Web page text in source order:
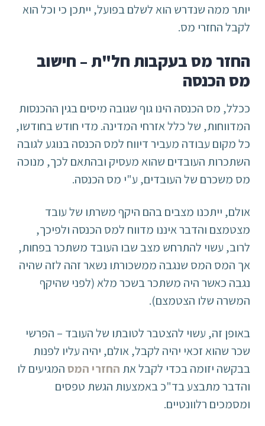
יותר ממה שנדרש הוא לשלם בפועל, ייתכן כי וכל הוא
לקבל החזרי מס.
החזר מס בעקבות חל"ת – חישוב
מס הכנסה
ככלל, מס הכנסה הינו גוף שגובה מיסים בגין ההכנסות
המדווחות, של כלל אזרחי המדינה. מדי חודש בחודשו,
כל מקום עבודה מעביר דיווח למס הכנסה בנוגע לגובה
השתכרות העובדים שהוא מעסיק ובהתאם לכך, מנוכה
מס משכרם של העובדים, ע"י מס הכנסה.
אולם, ייתכנו מצבים בהם היקף משרתו של עובד
מצטמצם והדבר איננו מדווח למס הכנסה ולפיכך,
לרוב, עשוי להתרחש מצב שבו העובד משתכר בפחות,
אך המס המס שנגבה ממשכורתו נשאר זהה לזה שהיה
נגבה כאשר היה משתכר בשכר מלא (לפני שהיקף
המשרה שלו הצטמצם).
באופן זה, עשוי להצטבר לטובתו של העובד – הפרשי
שכר שהוא זכאי יהיה לקבל, אולם, יהיה עליו לפנות
בבקשה יזומה בכדי לקבל את החזרי המסהמגיעים לו
והדבר מתבצע בד"כ באמצעות הגשת טפסים
ומסמכים רלוונטיים.